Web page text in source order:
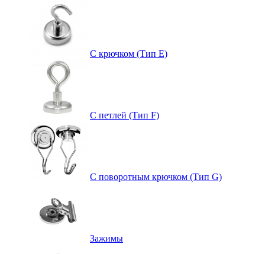
С крючком (Тип E)
С петлей (Тип F)
С поворотным крючком (Тип G)
Зажимы